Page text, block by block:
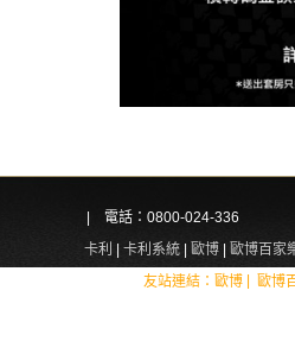
| 電話：0800-024-336
卡利
卡利系統 歐博
歐博百家
友站連結： 歐博| 歐博